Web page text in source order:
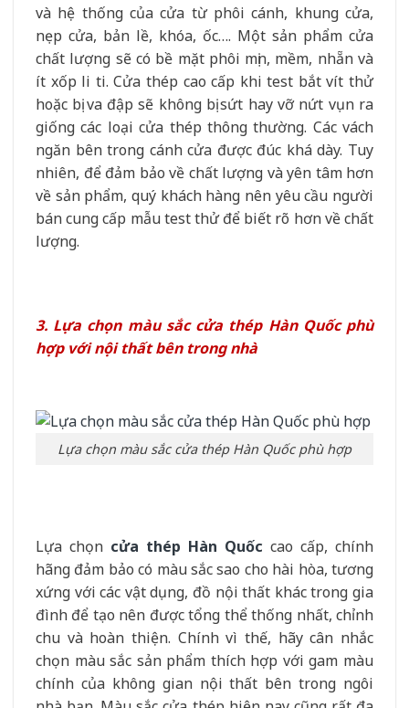
và hệ thống của cửa từ phôi cánh, khung cửa,
nẹp cửa, bản lề, khóa, ốc…. Một sản phẩm cửa
chất lượng sẽ có bề mặt phôi mịn, mềm, nhẵn và
ít xốp li ti. Cửa thép cao cấp khi test bắt vít thử
hoặc bị va đập sẽ không bị sứt hay vỡ nứt vụn ra
giống các loại cửa thép thông thường. Các vách
ngăn bên trong cánh cửa được đúc khá dày. Tuy
nhiên, để đảm bảo về chất lượng và yên tâm hơn
về sản phẩm, quý khách hàng nên yêu cầu người
bán cung cấp mẫu test thử để biết rõ hơn về chất
lượng.
3. Lựa chọn màu sắc cửa thépHàn Quốc phù
hợp với nội thất bên trong nhà
Lựa chọn màu sắc cửa thép Hàn Quốc phù hợp
Lựa chọn cửa thép Hàn Quốc cao cấp, chính
hãng đảm bảo có màu sắc sao cho hài hòa, tương
xứng với các vật dụng, đồ nội thất khác trong gia
đình để tạo nên được tổng thể thống nhất, chỉnh
chu và hoàn thiện. Chính vì thế, hãy cân nhắc
chọn màu sắc sản phẩm thích hợp với gam màu
chính của không gian nội thất bên trong ngôi